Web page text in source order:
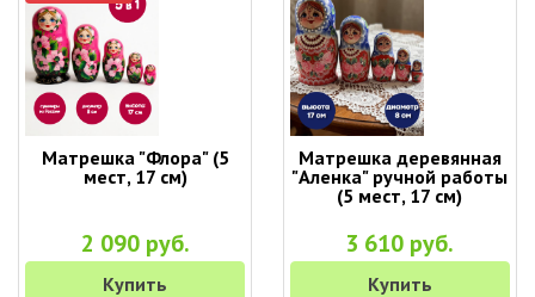
Матрешка "Флора" (5
мест, 17 см)
2 090 руб.
Купить
Матрешка деревянная
"Аленка" ручной работы
(5 мест, 17 см)
3 610 руб.
Купить